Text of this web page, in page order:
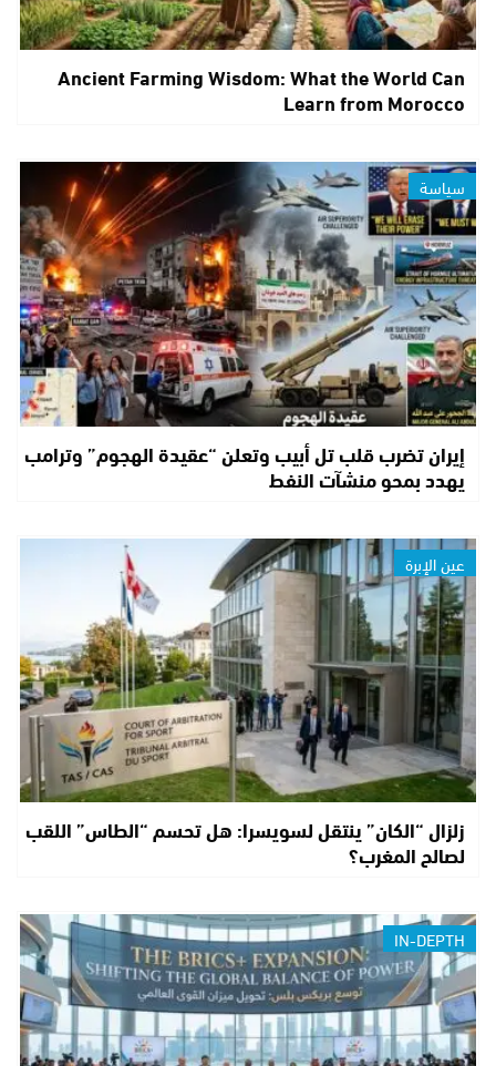
Ancient Farming Wisdom: What the World Can
Learn from Morocco
سياسة
إيران تضرب قلب تل أبيب وتعلن “عقيدة الهجوم” وترامب
يهدد بمحو منشآت النفط
عين الإبرة
زلزال “الكان” ينتقل لسويسرا: هل تحسم “الطاس” اللقب
لصالح المغرب؟
IN-DEPTH